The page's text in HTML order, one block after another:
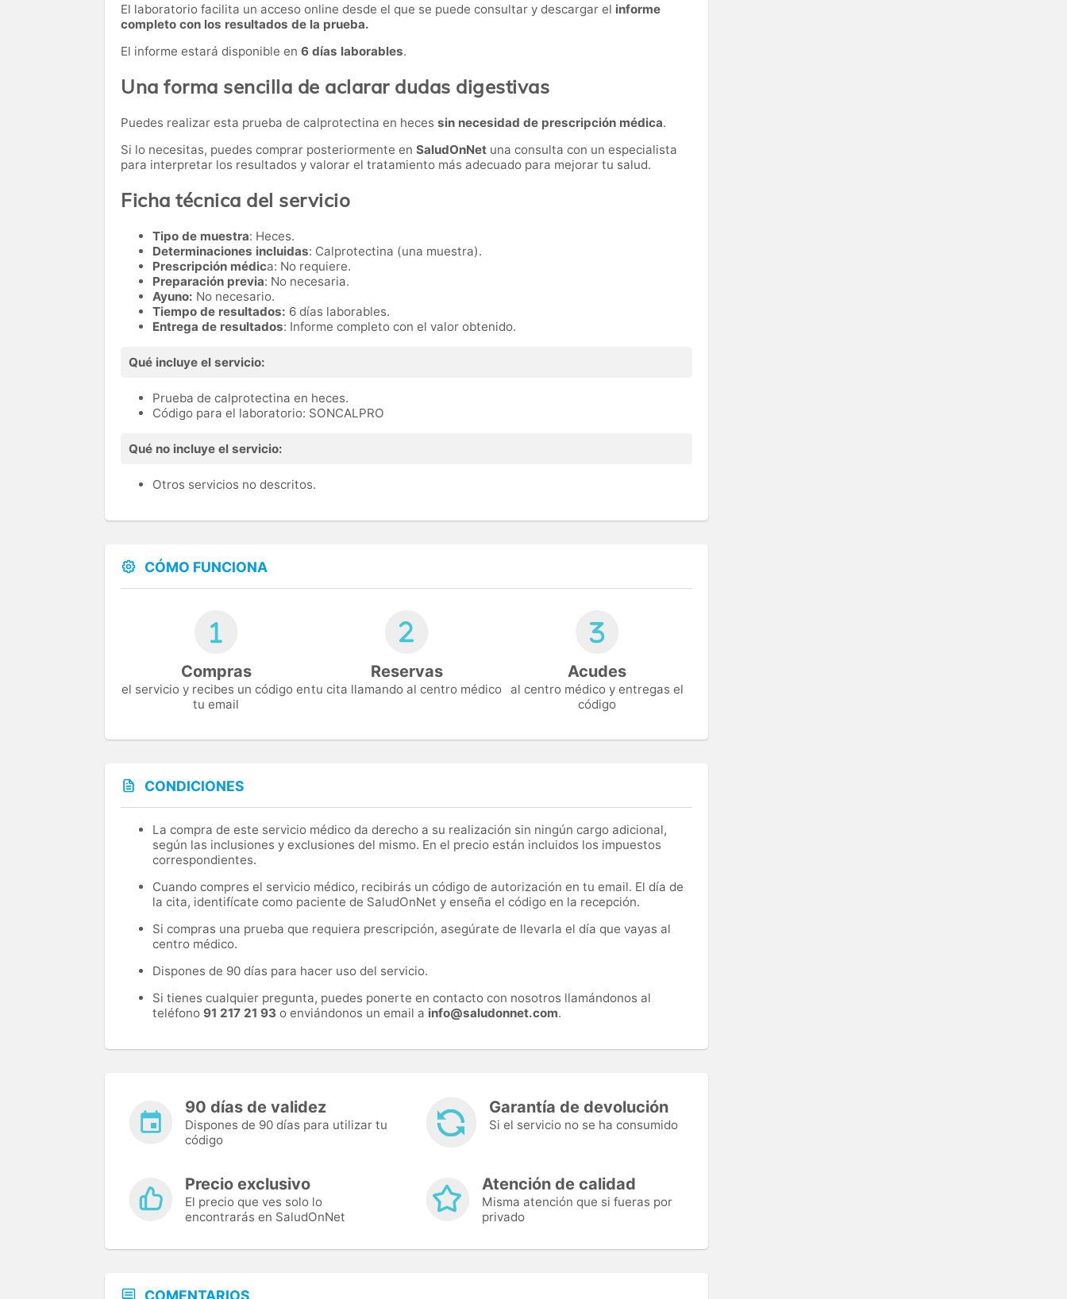
El laboratorio facilita un acceso online desde el que se puede consultar y descargar el informe
completo con los resultados de la prueba.
El informe estará disponible en 6 días laborables.
Una forma sencilla de aclarar dudas digestivas
Puedes realizar esta prueba de calprotectina en heces sin necesidad de prescripción médica.
Si lo necesitas, puedes comprar posteriormente en SaludOnNet una consulta con un especialista
para interpretar los resultados y valorar el tratamiento más adecuado para mejorar tu salud.
Ficha técnica del servicio
Tipo de muestra: Heces.
Determinaciones incluidas: Calprotectina (una muestra).
Prescripción médica: No requiere.
Preparación previa: No necesaria.
Ayuno: No necesario.
Tiempo de resultados: 6 días laborables.
Entrega de resultados: Informe completo con el valor obtenido.
Qué incluye el servicio:
Prueba de calprotectina en heces.
Código para el laboratorio: SONCALPRO
Qué no incluye el servicio:
Otros servicios no descritos.
CÓMO FUNCIONA
Compras
el servicio y recibes un código en
tu email
Reservas
tu cita llamando al centro médico
Acudes
al centro médico y entregas el
código
CONDICIONES
La compra de este servicio médico da derecho a su realización sin ningún cargo adicional,
según las inclusiones y exclusiones del mismo. En el precio están incluidos los impuestos
correspondientes.
Cuando compres el servicio médico, recibirás un código de autorización en tu email. El día de
la cita, identifícate como paciente de SaludOnNet y enseña el código en la recepción.
Si compras una prueba que requiera prescripción, asegúrate de llevarla el día que vayas al
centro médico.
Dispones de 90 días para hacer uso del servicio.
Si tienes cualquier pregunta, puedes ponerte en contacto con nosotros llamándonos al
teléfono 91 217 21 93 o enviándonos un email a info@saludonnet.com.
90 días de validez
Dispones de 90 días para utilizar tu
código
Garantía de devolución
Si el servicio no se ha consumido
Precio exclusivo
El precio que ves solo lo
encontrarás en SaludOnNet
Atención de calidad
Misma atención que si fueras por
privado
COMENTARIOS